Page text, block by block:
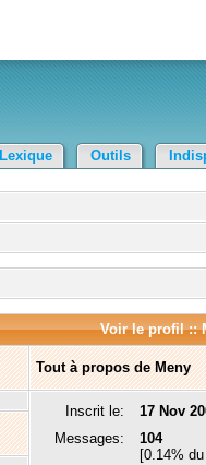
Lexique Outils
Voir le profil ::
Tout à propos de Meny
Inscrit le:
17 Nov
Messages:
104
[0.14%